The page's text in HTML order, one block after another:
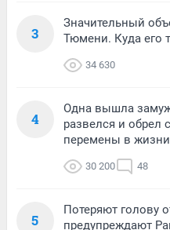
3
Значительный
Тюмени. Куда его
34 630
4
Одна вышла
развелся и
перемены в
30 200 48
5
Потеряют голову
предупреждают